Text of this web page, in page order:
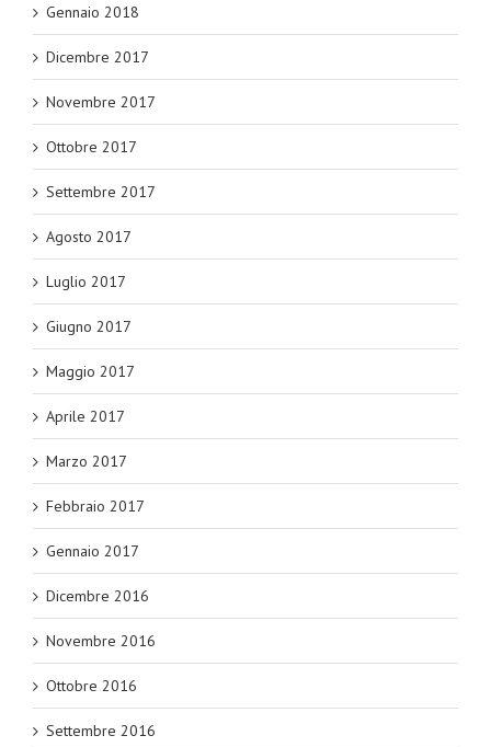
Gennaio 2018
Dicembre 2017
Novembre 2017
Ottobre 2017
Settembre 2017
Agosto 2017
Luglio 2017
Giugno 2017
Maggio 2017
Aprile 2017
Marzo 2017
Febbraio 2017
Gennaio 2017
Dicembre 2016
Novembre 2016
Ottobre 2016
Settembre 2016